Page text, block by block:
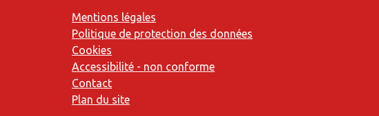
Mentions légales
Politique de protection des données
Cookies
Accessibilité - non conforme
Contact
Plan du site